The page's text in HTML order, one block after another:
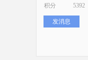
积分 5392
发消息